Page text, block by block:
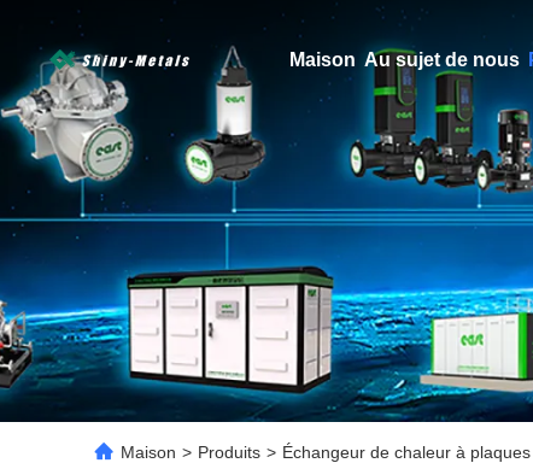
Maison Au sujet de nous
Maison > Produits > Échangeur de chaleur à